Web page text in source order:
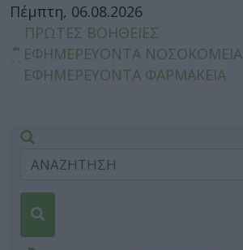
Πέμπτη, 06.08.2026
ΠΡΩΤΕΣ ΒΟΗΘΕΙΕΣ
ΕΦΗΜΕΡΕΥΟΝΤΑ ΝΟΣΟΚΟΜΕΙΑ
ΕΦΗΜΕΡΕΥΟΝΤΑ ΦΑΡΜΑΚΕΙΑ